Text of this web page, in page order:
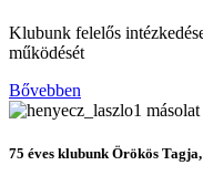
Klubunk felelős
működését
Bővebben
75 éves klubunk Örökös